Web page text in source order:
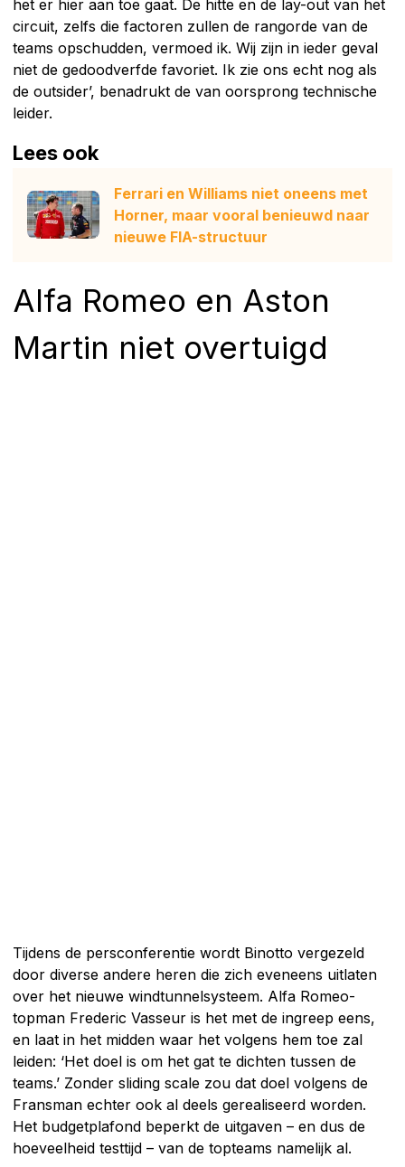
het er hier aan toe gaat. De hitte en de lay-out van het
circuit, zelfs die factoren zullen de rangorde van de
teams opschudden, vermoed ik. Wij zijn in ieder geval
niet de gedoodverfde favoriet. Ik zie ons echt nog als
de outsider’, benadrukt de van oorsprong technische
leider.
Lees ook
Ferrari en Williams niet oneens met
Horner, maar vooral benieuwd naar
nieuwe FIA-structuur
Alfa Romeo en Aston
Martin niet overtuigd
Tijdens de persconferentie wordt Binotto vergezeld
door diverse andere heren die zich eveneens uitlaten
over het nieuwe windtunnelsysteem. Alfa Romeo-
topman Frederic Vasseur is het met de ingreep eens,
en laat in het midden waar het volgens hem toe zal
leiden: ‘Het doel is om het gat te dichten tussen de
teams.’ Zonder sliding scale zou dat doel volgens de
Fransman echter ook al deels gerealiseerd worden.
Het budgetplafond beperkt de uitgaven – en dus de
hoeveelheid testtijd – van de topteams namelijk al.